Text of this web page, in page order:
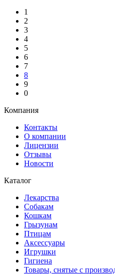
1
2
3
4
5
6
7
8
9
0
Компания
Контакты
О компании
Лицензии
Отзывы
Новости
Каталог
Лекарства
Собакам
Кошкам
Грызунам
Птицам
Аксессуары
Игрушки
Гигиена
Товары, снятые с